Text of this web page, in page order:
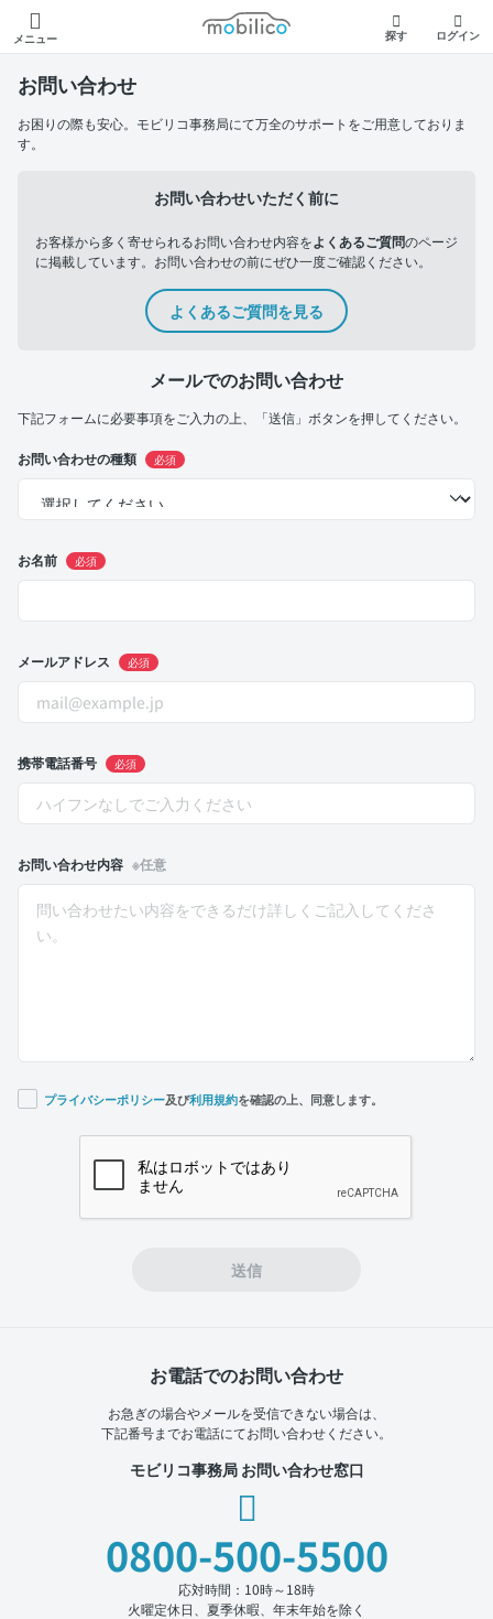
メニュー
モビリコ
探す ログイン
お問い合わせ
お困りの際も安心。モビリコ事務局にて万全のサポートをご用意しておりま
す。
お問い合わせいただく前に
お客様から多く寄せられるお問い合わせ内容をよくあるご質問のページ
に掲載しています。お問い合わせの前にぜひ一度ご確認ください。
よくあるご質問を見る
メールでのお問い合わせ
下記フォームに必要事項をご入力の上、「送信」ボタンを押してください。
お問い合わせの種類 必須
お名前 必須
メールアドレス 必須
携帯電話番号 必須
お問い合わせ内容 ※任意
プライバシーポリシー及び利用規約を確認の上、同意します。
送信
お電話でのお問い合わせ
お急ぎの場合やメールを受信できない場合は、
下記番号までお電話にてお問い合わせください。
モビリコ事務局 お問い合わせ窓口
0800-500-5500
応対時間：10時～18時
火曜定休日、夏季休暇、年末年始を除く